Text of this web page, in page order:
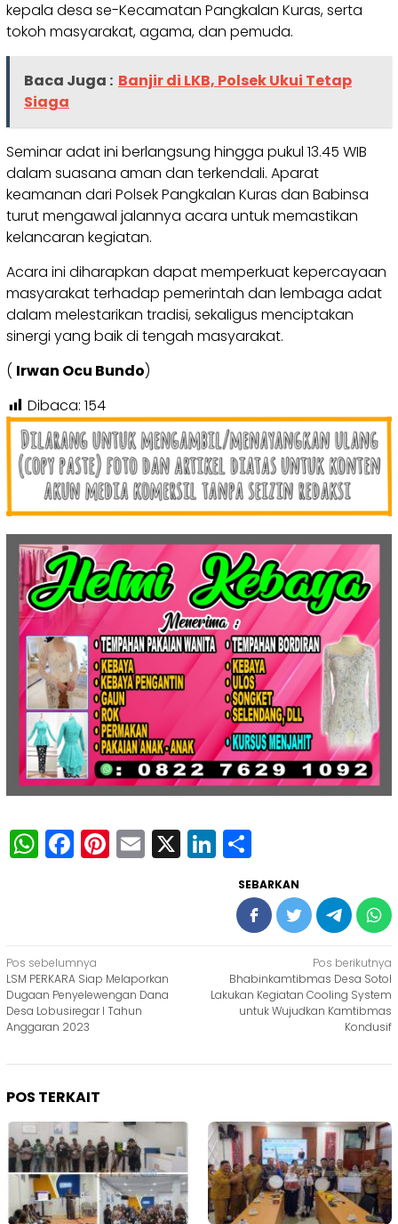
kepala desa se-Kecamatan Pangkalan Kuras, serta
tokoh masyarakat, agama, dan pemuda.
Baca Juga : Banjir di LKB, Polsek Ukui Tetap
Siaga
Seminar adat ini berlangsung hingga pukul 13.45 WIB
dalam suasana aman dan terkendali. Aparat
keamanan dari Polsek Pangkalan Kuras dan Babinsa
turut mengawal jalannya acara untuk memastikan
kelancaran kegiatan.
Acara ini diharapkan dapat memperkuat kepercayaan
masyarakat terhadap pemerintah dan lembaga adat
dalam melestarikan tradisi, sekaligus menciptakan
sinergi yang baik di tengah masyarakat.
( Irwan Ocu Bundo)
Dibaca: 154
WhatsApp
Facebook
Pinterest
Email
X LinkedIn
SEBARKAN
Navigasi
pos
Pos sebelumnya
LSM PERKARA Siap Melaporkan
Dugaan Penyelewengan Dana
Desa Lobusiregar I Tahun
Anggaran 2023
Pos berikutnya
Bhabinkamtibmas Desa Sotol
Lakukan Kegiatan Cooling System
untuk Wujudkan Kamtibmas
Kondusif
POS TERKAIT